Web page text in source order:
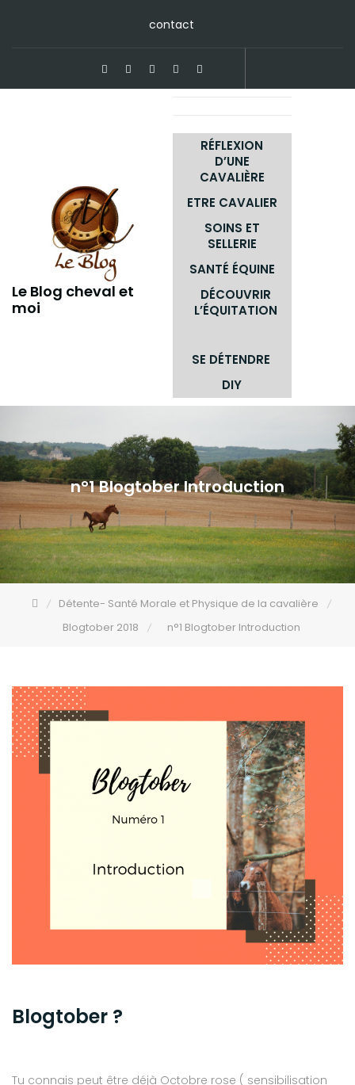
contact
Le Blog cheval et
moi
RÉFLEXION
D’UNE
CAVALIÈRE
ETRE CAVALIER
SOINS ET
SELLERIE
SANTÉ ÉQUINE
DÉCOUVRIR
L’ÉQUITATION
SE DÉTENDRE
DIY
n°1 Blogtober Introduction
Détente- Santé Morale et Physique de la cavalière
Blogtober 2018
n°1 Blogtober Introduction
Blogtober ?
Tu connais peut être déjà Octobre rose ( sensibilisation